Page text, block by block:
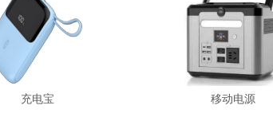
充电宝 移动电源